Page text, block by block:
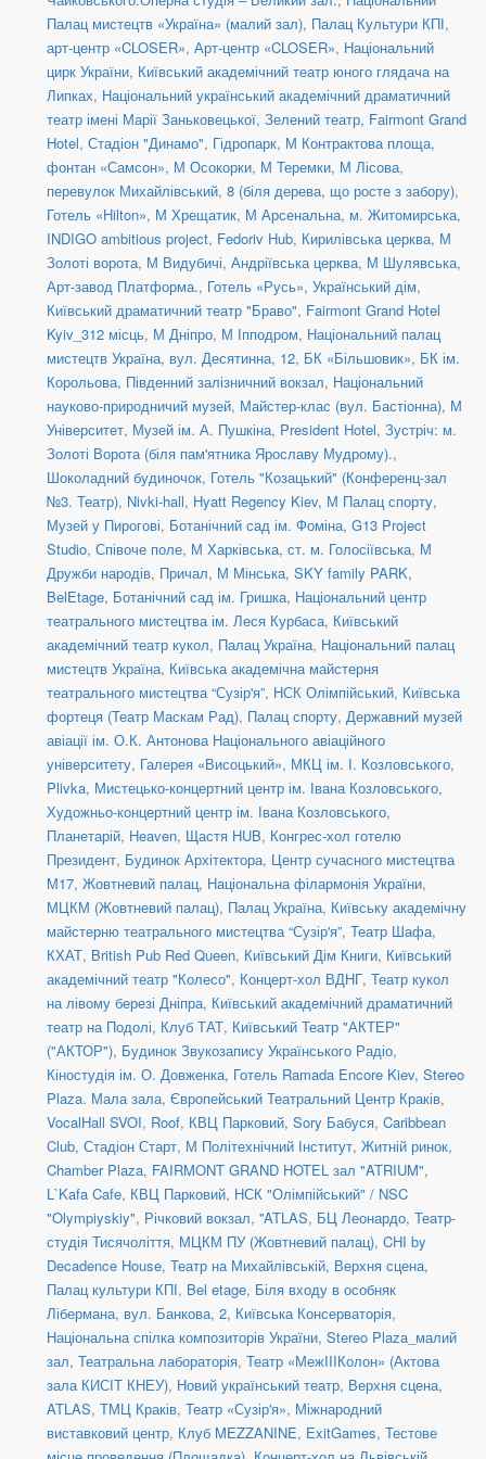
Палац мистецтв «Україна» (малий зал), Палац Культури КПІ,
арт-центр «CLOSER», Арт-центр «CLOSER», Національний
цирк України, Київський академічний театр юного глядача на
Липках, Національний український академічний драматичний
театр імені Марії Заньковецької, Зелений театр, Fairmont Grand
Hotel, Стадіон "Динамо", Гідропарк, М Контрактова площа,
фонтан «Самсон», М Осокорки, М Теремки, М Лісова,
перевулок Михайлівський, 8 (біля дерева, що росте з забору),
Готель «Hilton», М Хрещатик, М Арсенальна, м. Житомирська,
INDIGO ambitious project, Fedoriv Hub, Кирилівська церква, М
Золоті ворота, М Видубичі, Андріївська церква, М Шулявська,
Арт-завод Платформа., Готель «Русь», Український дім,
Київський драматичний театр "Браво", Fairmont Grand Hotel
Kyiv_312 місць, М Дніпро, М Іпподром, Національний палац
мистецтв Україна, вул. Десятинна, 12, БК «Більшовик», БК ім.
Корольова, Південний залізничний вокзал, Національний
науково-природничий музей, Майстер-клас (вул. Бастіонна), М
Університет, Музей ім. А. Пушкіна, President Hotel, Зустріч: м.
Золоті Ворота (біля пам'ятника Ярославу Мудрому).,
Шоколадний будиночок, Готель "Козацький" (Конференц-зал
№3. Театр), Nivki-hall, Hyatt Regency Kiev, М Палац спорту,
Музей у Пирогові, Ботанічний сад ім. Фоміна, G13 Project
Studio, Співоче поле, М Харківська, ст. м. Голосіївська, М
Дружби народів, Причал, М Мінська, SKY family PARK,
BelEtage, Ботанічний сад ім. Гришка, Національний центр
театрального мистецтва ім. Леся Курбаса, Київський
академічний театр кукол, Палац Україна, Національний палац
мистецтв Україна, Київська академічна майстерня
театрального мистецтва “Сузір'я”, НСК Олімпійський, Київська
фортеця (Театр Маскам Рад), Палац спорту, Державний музей
авіації ім. О.К. Антонова Національного авіаційного
університету, Галерея «Висоцький», МКЦ ім. І. Козловського,
Plivka, Мистецько-концертний центр ім. Івана Козловського,
Художньо-концертний центр ім. Івана Козловського,
Планетарій, Heaven, Щастя HUB, Конгрес-хол готелю
Президент, Будинок Архітектора, Центр сучасного мистецтва
М17, Жовтневий палац, Національна філармонія України,
МЦКМ (Жовтневий палац), Палац Україна, Київську академічну
майстерню театрального мистецтва “Сузір'я”, Театр Шафа,
КХАТ, British Pub Red Queen, Київський Дім Книги, Київський
академічний театр "Колесо", Концерт-хол ВДНГ, Театр кукол
на лівому березі Дніпра, Київський академічний драматичний
театр на Подолі, Клуб ТАТ, Київський Театр "АКТЕР"
("АКТОР"), Будинок Звукозапису Українського Радіо,
Кіностудія ім. О. Довженка, Готель Ramada Encore Kiev, Stereo
Plaza. Мала зала, Європейський Театральний Центр Краків,
VocalHall SVOI, Roof, КВЦ Парковий, Sory Бабуся, Caribbean
Club, Стадіон Старт, М Політехнічний Інститут, Житній ринок,
Chamber Plaza, FAIRMONT GRAND HOTEL зал "ATRIUM",
L`Kafa Cafe, КВЦ Парковий, НСК "Олімпійський" / NSC
"Olympiyskiy", Річковий вокзал, ''ATLAS, БЦ Леонардо, Театр-
студія Тисячоліття, МЦКМ ПУ (Жовтневий палац), CHI by
Decadence House, Театр на Михайлівській, Верхня сцена,
Палац культури КПІ, Bel etage, Біля входу в особняк
Лібермана, вул. Банкова, 2, Київська Консерваторія,
Національна спілка композиторів України, Stereo Plaza_малий
зал, Театральна лабораторія, Театр «МежIIIКолон» (Актова
зала КИСІТ КНЕУ), Новий український театр, Верхня сцена,
ATLAS, ТМЦ Краків, Театр «Сузір'я», Міжнародний
виставковий центр, Клуб MEZZANINE, ExitGames, Тестове